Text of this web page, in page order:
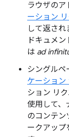
ラウザのア
ーション
して返さ
ドキュメ
は ad
シングルペ
ケーション
ション リ
使用して、
のコンテン
ークアップ